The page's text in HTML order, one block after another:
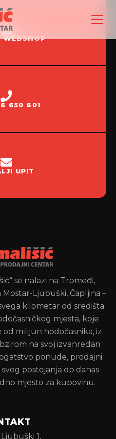
WEBSHOP
650 601
UPIT
se nalazi na Tromeđi,
Ljubuški, Čapljina –
kilometar od središta
mjesta, koje
milijun hodočasnika, iz
na svoj izvanredan
ponude, prodajni
postojanja do danas
mjesto za kupovinu.
1,